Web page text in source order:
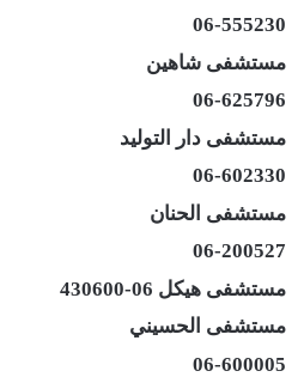
06-555230
مستشفى شاهين
06-625796
مستشفى دار التوليد
06-602330
مستشفى الحنان
06-200527
مستشفى هيكل 06-430600
مستشفى الحسيني
06-600005